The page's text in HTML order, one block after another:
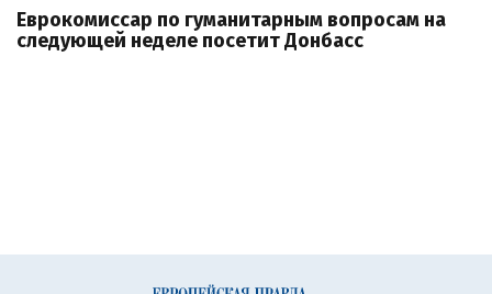
Еврокомиссар по гуманитарным вопросам на
следующей неделе посетит Донбасс